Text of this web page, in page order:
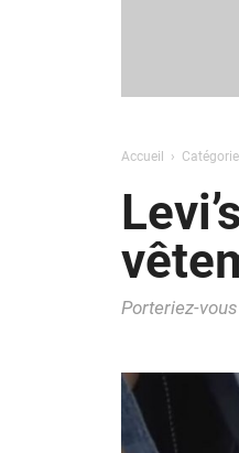
Accueil
Porteriez-